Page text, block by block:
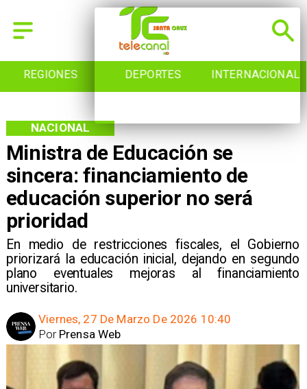
REGIONES DEPORTES INTERNACIONAL
Ministra de Educación se
sincera: financiamiento de
educación superior no será
prioridad
En medio de restricciones fiscales, el Gobierno
priorizará la educación inicial, dejando en segundo
plano eventuales mejoras al financiamiento
universitario.
NACIONAL
Viernes, 27 De Marzo De 2026 10:40
Prensa Web
Por